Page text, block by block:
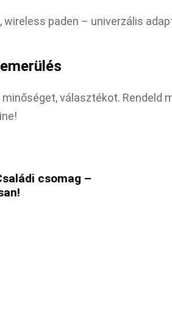
wireless paden – univerzális
választékot. Rendeld
csomag –